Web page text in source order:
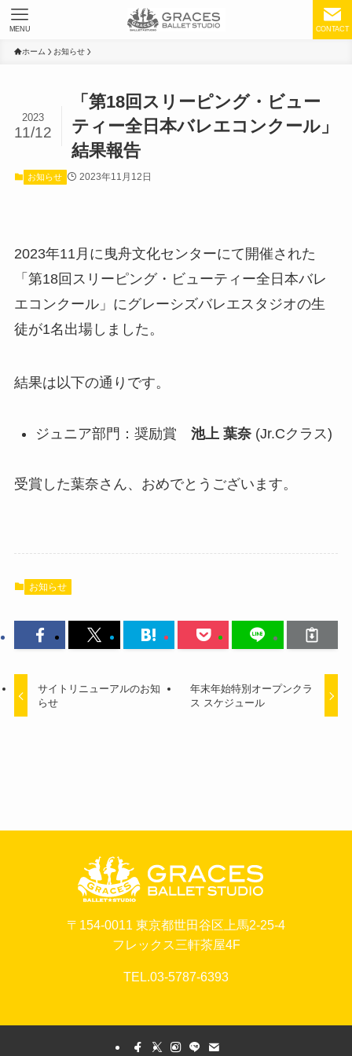
CONTACT
MENU
ホーム お知らせ
「第18回スリーピング・ビュー
ティー全日本バレエコンクール」
結果報告
2023
11/12
お知らせ 2023年11月12日
2023年11月に曳舟文化センターにて開催された
「第18回スリーピング・ビューティー全日本バレ
エコンクール」にグレーシズバレエスタジオの生
徒が1名出場しました。
結果は以下の通りです。
ジュニア部門：奨励賞 池上 葉奈(Jr.Cクラス)
受賞した葉奈さん、おめでとうございます。
お知らせ
サイトリニューアルのお知
らせ
年末年始特別オープンクラ
ス スケジュール
〒154-0011 東京都世田谷区上馬2-25-4
フレックス三軒茶屋4F
TEL.03-5787-6393